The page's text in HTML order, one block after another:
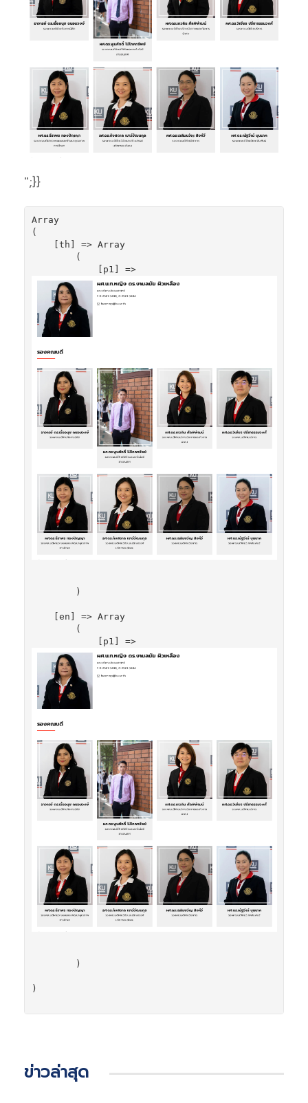
";}}
Array
(
    [th] => Array
        (
            [p1] =>
        )
    [en] => Array
        (
            [p1] =>
        )
)
ข่าวล่าสุด